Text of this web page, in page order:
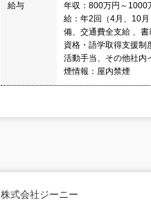
給与
年収：800万円～
給：年2回（4月、10
備、交通費全支給 、
資格・語学取得支援制
活動手当、その他社
煙情報：屋内禁煙
株式会社ジーニー